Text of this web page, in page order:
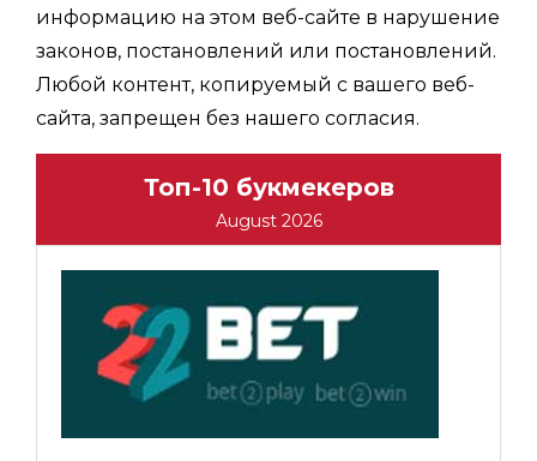
информацию на этом веб-сайте в нарушение
законов, постановлений или постановлений.
Любой контент, копируемый с вашего веб-
сайта, запрещен без нашего согласия.
Топ-10 букмекеров
August 2026